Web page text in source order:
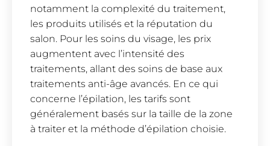
notamment la complexité du traitement,
les produits utilisés et la réputation du
salon. Pour les soins du visage, les prix
augmentent avec l’intensité des
traitements, allant des soins de base aux
traitements anti-âge avancés. En ce qui
concerne l’épilation, les tarifs sont
généralement basés sur la taille de la zone
à traiter et la méthode d’épilation choisie.